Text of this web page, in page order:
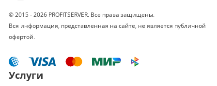
© 2015 - 2026 PROFITSERVER. Все права защищены.
Вся информация, представленная на сайте, не является публичной
офертой.
Услуги